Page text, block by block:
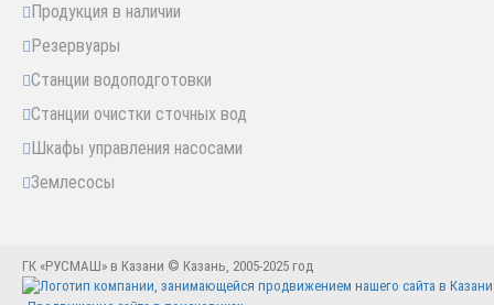
Продукция в наличии
Резервуары
Станции водоподготовки
Станции очистки сточных вод
Шкафы управления насосами
Землесосы
ГК «РУСМАШ» в Казани © Казань, 2005-2025 год